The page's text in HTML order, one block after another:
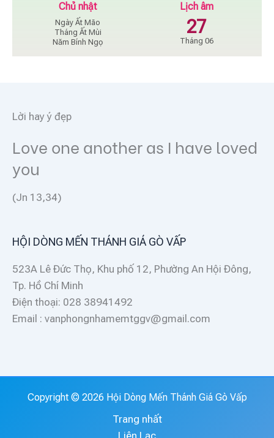
Chủ nhật
Ngày Ất Mão
Tháng Ất Mùi
Năm Bính Ngọ
Lịch âm
27
Tháng 06
Lời hay ý đẹp
Love one another as I have loved
you
(Jn 13,34)
HỘI DÒNG MẾN THÁNH GIÁ GÒ VẤP
523A Lê Đức Thọ, Khu phố 12, Phường An Hội Đông,
Tp. Hồ Chí Minh
Điện thoại: 028 38941492
Email : vanphongnhamemtggv@gmail.com
Copyright © 2026 Hội Dòng Mến Thánh Giá Gò Vấp
Trang nhất
Liên Lạc